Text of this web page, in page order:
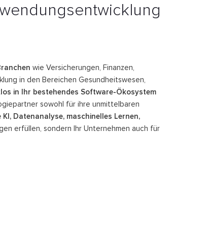
wie Versicherungen, Finanzen,
in den Bereichen Gesundheitswesen,
in Ihr bestehendes Software-Ökosystem
sowohl für ihre unmittelbaren
Datenanalyse, maschinelles Lernen,
erfüllen, sondern Ihr Unternehmen auch für